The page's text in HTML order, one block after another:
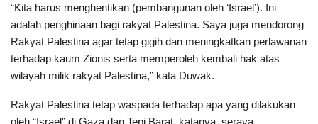
“Kita harus menghentikan (pembangunan oleh ‘Israel’). Ini
adalah penghinaan bagi rakyat Palestina. Saya juga mendorong
Rakyat Palestina agar tetap gigih dan meningkatkan perlawanan
terhadap kaum Zionis serta memperoleh kembali hak atas
wilayah milik rakyat Palestina,” kata Duwak.
Rakyat Palestina tetap waspada terhadap apa yang dilakukan
oleh “Israel” di Gaza dan Tepi Barat, katanya, seraya